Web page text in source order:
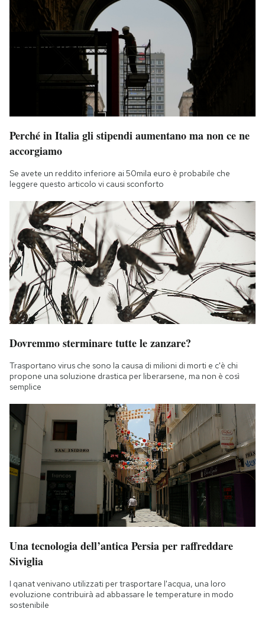
Perché in Italia gli stipendi aumentano ma non ce ne
accorgiamo
Se avete un reddito inferiore ai 50mila euro è probabile che
leggere questo articolo vi causi sconforto
Dovremmo sterminare tutte le zanzare?
Trasportano virus che sono la causa di milioni di morti e c'è chi
propone una soluzione drastica per liberarsene, ma non è così
semplice
Una tecnologia dell’antica Persia per raffreddare
Siviglia
I qanat venivano utilizzati per trasportare l'acqua, una loro
evoluzione contribuirà ad abbassare le temperature in modo
sostenibile